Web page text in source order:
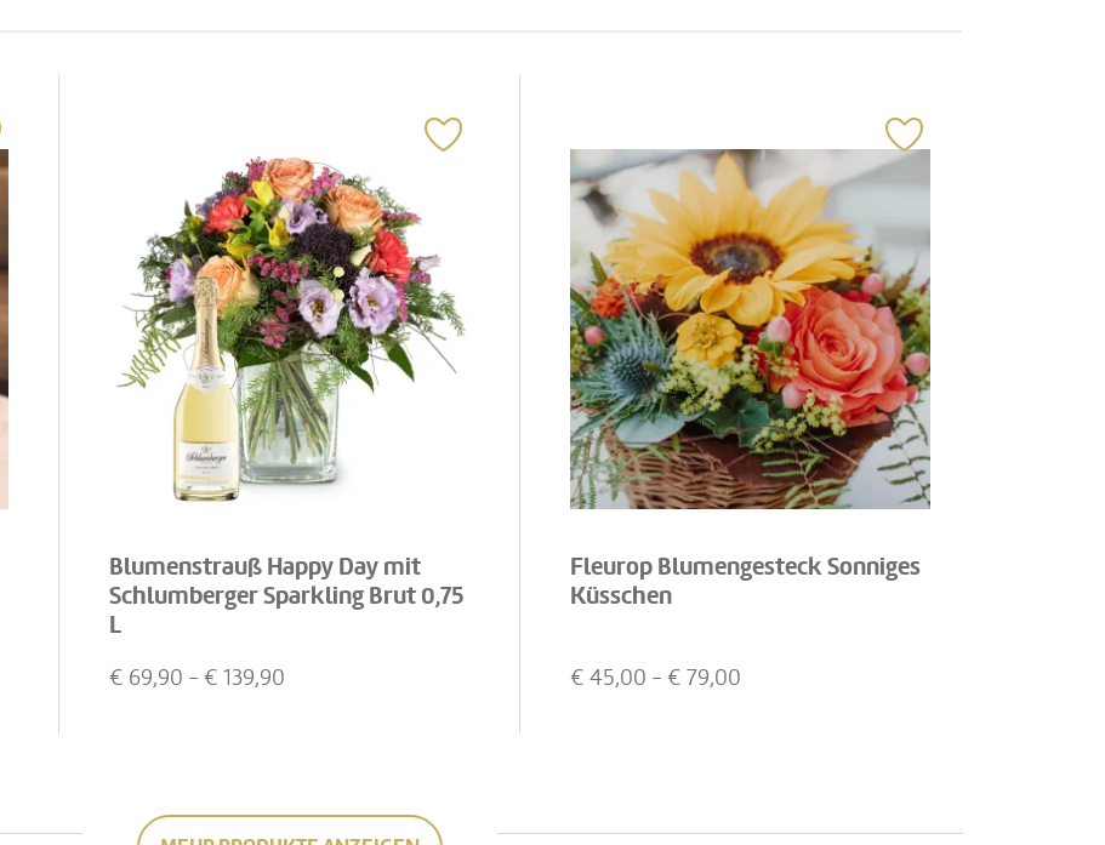
Blumenstrauß Happy Day mit
Schlumberger Sparkling Brut 0,75
L
€ 69,90 - € 139,90
Fleurop Blumengesteck Sonniges
Küsschen
€ 45,00 - € 79,00